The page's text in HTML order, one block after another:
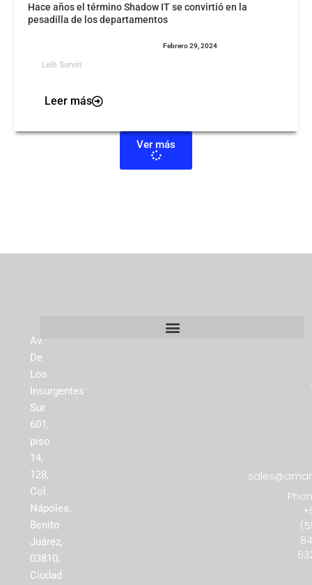
Hace años el término Shadow IT se convirtió en la
pesadilla de los departamentos
Leih Servin
Febrero 29, 2024
Leer más
Ver más
Av.
De
Los
Insurgentes
Sur
601,
piso
14,
128,
Col.
Nápoles,
Benito
Juárez,
03810,
Ciudad